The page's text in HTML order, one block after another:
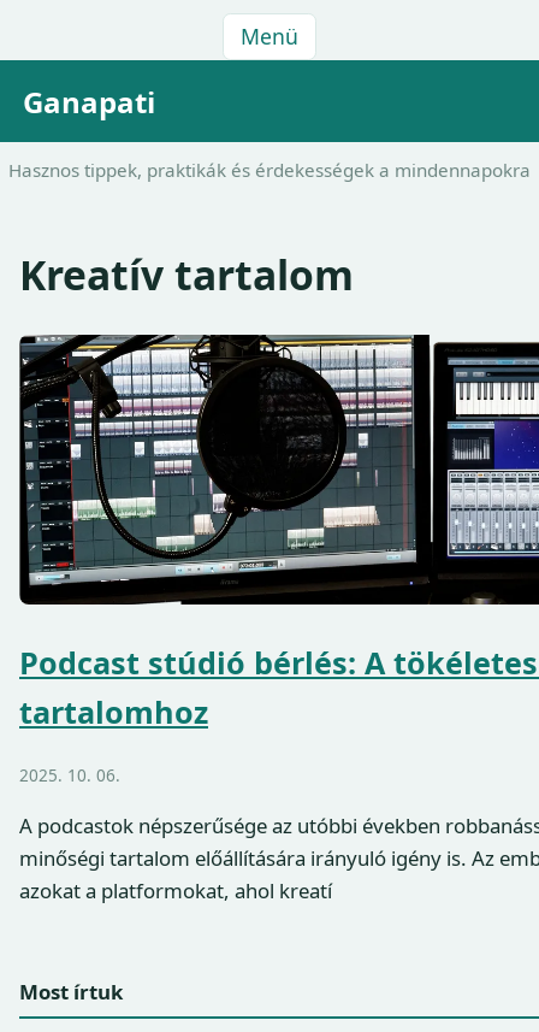
Menü
Ganapati
Hasznos tippek, praktikák és érdekességek a mindennapokra
Kreatív tartalom
Podcast stúdió bérlés: A
tartalomhoz
2025. 10. 06.
A podcastok népszerűsége az utóbbi években
minőségi tartalom előállítására irányuló igény is. Az
azokat a platformokat, ahol kreatí
Most írtuk